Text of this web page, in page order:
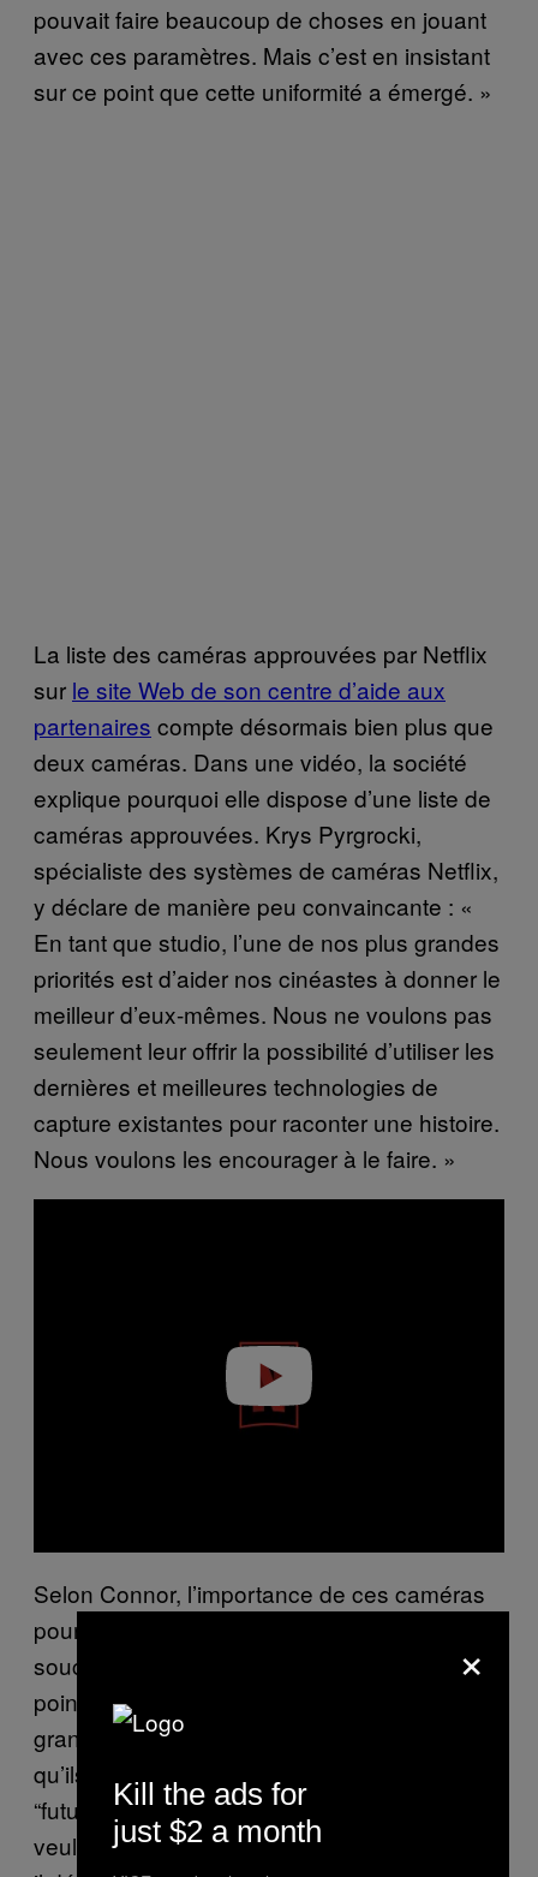
pouvait faire beaucoup de choses en jouant
avec ces paramètres. Mais c’est en insistant
sur ce point que cette uniformité a émergé. »
La liste des caméras approuvées par Netflix
sur le site Web de son centre d’aide aux
partenaires compte désormais bien plus que
deux caméras. Dans une vidéo, la société
explique pourquoi elle dispose d’une liste de
caméras approuvées. Krys Pyrgrocki,
spécialiste des systèmes de caméras Netflix,
y déclare de manière peu convaincante : «
En tant que studio, l’une de nos plus grandes
priorités est d’aider nos cinéastes à donner le
meilleur d’eux-mêmes. Nous ne voulons pas
seulement leur offrir la possibilité d’utiliser les
dernières et meilleures technologies de
capture existantes pour raconter une histoire.
Nous voulons les encourager à le faire. »
Play video
Selon Connor, l’importance de ces caméras
pour les produits Netflix ne se limite pas au
souci de l’utilisation de la technologie la plus
pointue. « L’autre paramètre qui a été
grandement responsable de tout ça, c’est
qu’ils ont fait ce qu’eux-mêmes appellent du
“future proofing” de contenu. En gros, ils
veulent que tout soit tourné en 4K HDR », a-t-
×
Kill the ads for
just $2 a month